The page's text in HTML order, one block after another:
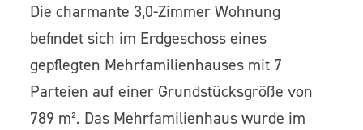
Die charmante 3,0-Zimmer Wohnung
befindet sich im Erdgeschoss eines
gepflegten Mehrfamilienhauses mit 7
Parteien auf einer Grundstücksgröße von
789 m². Das Mehrfamilienhaus wurde im